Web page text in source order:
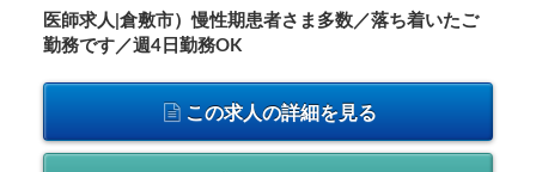
医師求人|倉敷市）慢性期患者さま多数／落ち着いたご
勤務です／週4日勤務OK
この求人の詳細を見る